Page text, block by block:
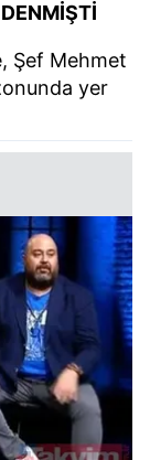
Şef Mehmet
yer